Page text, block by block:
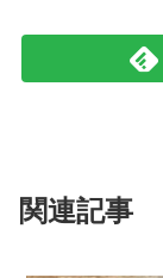
関連記事